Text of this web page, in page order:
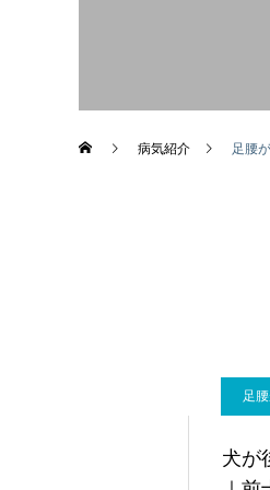
病気紹介 足腰
足
犬が